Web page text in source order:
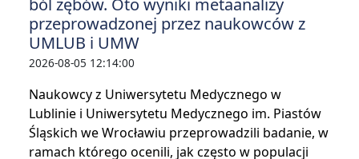
przeprowadzonej przez naukowców z
UMLUB i UMW
2026-08-05 12:14:00
Naukowcy z Uniwersytetu Medycznego w
Lublinie i Uniwersytetu Medycznego im. Piastów
Śląskich we Wrocławiu przeprowadzili badanie, w
ramach którego ocenili, jak często w populacji